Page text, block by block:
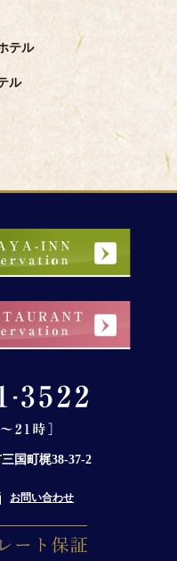
テル
ル
国町梶38-37-2
お問い合わせ